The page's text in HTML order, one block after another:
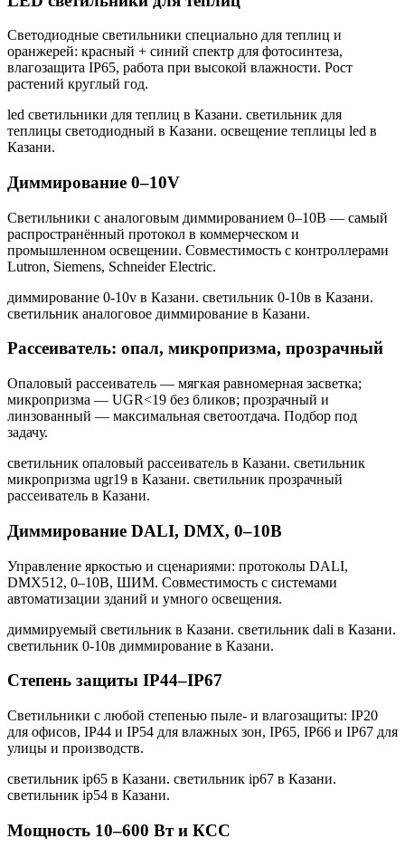
Светодиодные светильники специально для теплиц и
оранжерей: красный + синий спектр для фотосинтеза,
влагозащита IP65, работа при высокой влажности. Рост
растений круглый год.
led светильники для теплиц в Казани. светильник для
теплицы светодиодный в Казани. освещение теплицы led в
Казани.
Диммирование 0–10V
Светильники с аналоговым диммированием 0–10В — самый
распространённый протокол в коммерческом и
промышленном освещении. Совместимость с контроллерами
Lutron, Siemens, Schneider Electric.
диммирование 0-10v в Казани. светильник 0-10в в Казани.
светильник аналоговое диммирование в Казани.
Рассеиватель: опал, микропризма, прозрачный
Опаловый рассеиватель — мягкая равномерная засветка;
микропризма — UGR<19 без бликов; прозрачный и
линзованный — максимальная светоотдача. Подбор под
задачу.
светильник опаловый рассеиватель в Казани. светильник
микропризма ugr19 в Казани. светильник прозрачный
рассеиватель в Казани.
Диммирование DALI, DMX, 0–10В
Управление яркостью и сценариями: протоколы DALI,
DMX512, 0–10В, ШИМ. Совместимость с системами
автоматизации зданий и умного освещения.
диммируемый светильник в Казани. светильник dali в Казани.
светильник 0-10в диммирование в Казани.
Степень защиты IP44–IP67
Светильники с любой степенью пыле- и влагозащиты: IP20
для офисов, IP44 и IP54 для влажных зон, IP65, IP66 и IP67 для
улицы и производств.
светильник ip65 в Казани. светильник ip67 в Казани.
светильник ip54 в Казани.
Мощность 10–600 Вт и КСС